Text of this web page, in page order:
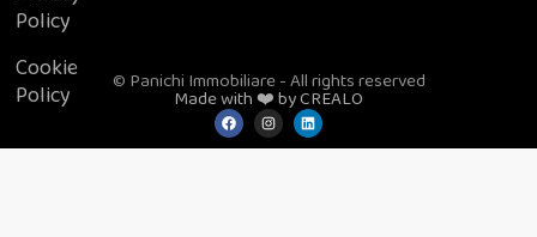
Policy
Cookie
Policy
© Panichi Immobiliare - All rights reserved
Made with ❤️ by CREALO